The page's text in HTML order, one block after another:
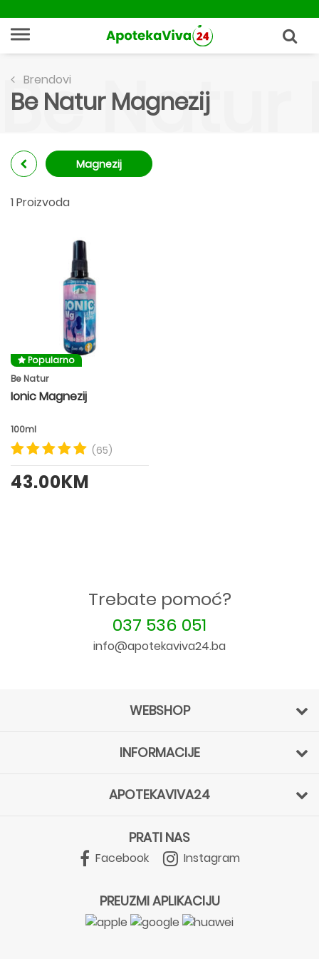
Brendovi
Be Natur Magnezij
Be
Magnezij
1 Proizvoda
Popularno
Be Natur
Ionic Magnezij
100ml
(65)
43.00KM
Trebate pomoć?
037 536 051
info@apotekaviva24.ba
WEBSHOP
INFORMACIJE
APOTEKAVIVA24
PRATI NAS
Facebook Instagram
PREUZMI APLIKACIJU